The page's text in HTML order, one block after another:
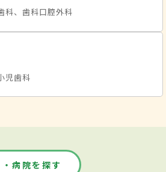
科、歯科口腔外科
児歯科
病院を探す